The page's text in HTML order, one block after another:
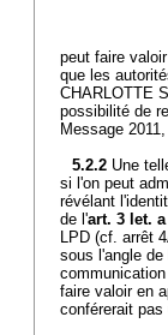
peut faire
que les
CHARLOTTE
possibilité de
Message
5.2.2 Une
si l'on peut
révélant
de l'art. 3 let.
LPD (cf. arrêt
sous l'angle
faire valoir en
conférerait